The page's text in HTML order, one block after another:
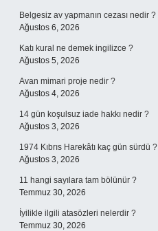
Belgesiz av yapmanın cezası nedir ?
Ağustos 6, 2026
Katı kural ne demek ingilizce ?
Ağustos 5, 2026
Avan mimari proje nedir ?
Ağustos 4, 2026
14 gün koşulsuz iade hakkı nedir ?
Ağustos 3, 2026
1974 Kıbrıs Harekâtı kaç gün sürdü ?
Ağustos 3, 2026
11 hangi sayılara tam bölünür ?
Temmuz 30, 2026
İyilikle ilgili atasözleri nelerdir ?
Temmuz 30, 2026